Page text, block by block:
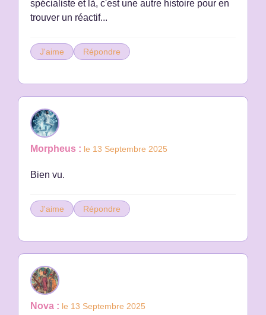
spécialiste et là, c'est une autre histoire pour en
trouver un réactif...
J'aime Répondre
Morpheus : le 13 Septembre 2025
Bien vu.
J'aime Répondre
Nova : le 13 Septembre 2025